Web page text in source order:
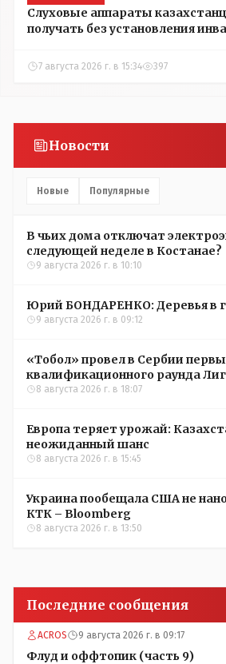
Слуховые аппараты
получать без установления
7 августа 2026 г. в 15:34 397
Новости
Новые Популярные
В чьих дома отключат
следующей неделе в Костанае?
9 августа 2026 г. в 10:10
Юрий БОНДАРЕНКО: Деревья в
9 августа 2026 г. в 09:12
«Тобол» провел в Сербии
квалификационного раунда
УЕФА
8 августа 2026 г. в 18:07
Европа теряет урожай:
неожиданный шанс
8 августа 2026 г. в 15:45
Украина пообещала США не
КТК – Bloomberg
8 августа 2026 г. в 13:50
Последние сообщения
ACROS 9 августа 2026 г. в 09:17
Флуд и оффтопик (часть 9)